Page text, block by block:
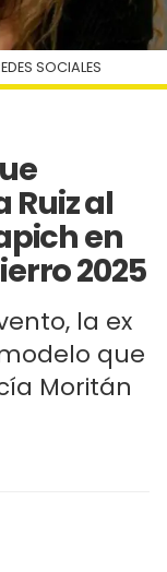
Ruiz al
en
2025
la ex
que
Moritán
SOCIALES